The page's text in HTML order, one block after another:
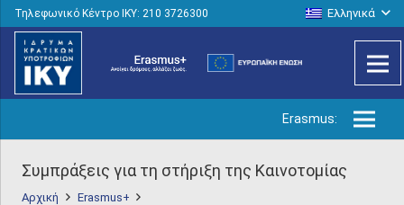
Τηλεφωνικό Κέντρο IKY: 210 3726300 Ελληνικά
Erasmus:
Συμπράξεις για τη στήριξη της Καινοτομίας
Αρχική
Erasmus+